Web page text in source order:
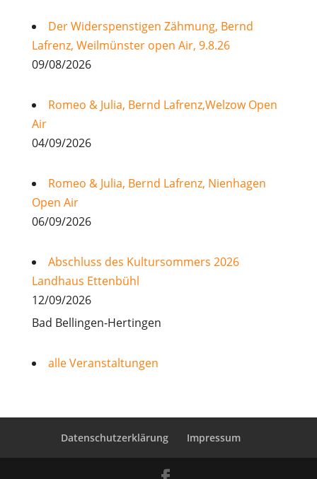
Der Widerspenstigen Zähmung, Bernd
Lafrenz, Weilmünster open Air, 9.8.26
09/08/2026
Romeo & Julia, Bernd Lafrenz,Welzow Open
Air
04/09/2026
Romeo & Julia, Bernd Lafrenz, Nienhagen
Open Air
06/09/2026
Abschluss des Kultursommers 2026
Landhaus Ettenbühl
12/09/2026
Bad Bellingen-Hertingen
alle Veranstaltungen
Datenschutzerklärung Impressum